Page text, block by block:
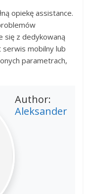
opiekę assistance.
się z dedykowaną
serwis mobilny lub
parametrach,
Author:
Aleksander